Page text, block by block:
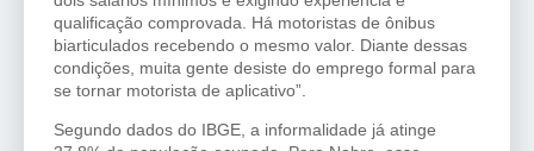
qualificação comprovada. Há motoristas de ônibus
biarticulados recebendo o mesmo valor. Diante dessas
condições, muita gente desiste do emprego formal para
se tornar motorista de aplicativo”.
Segundo dados do IBGE, a informalidade já atinge